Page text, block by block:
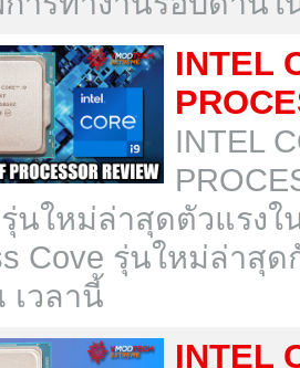
INTEL
INTEL
นใหม่ล่าสุดตัวแรงใ
Cove รุ่นใหม่ล่าสุ
วลานี้
INTEL